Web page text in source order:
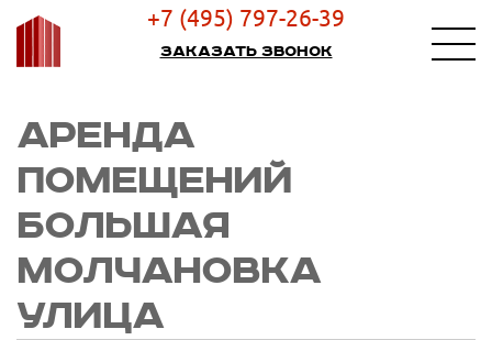
+7 (495) 797-26-39
Заказать звонок
АРЕНДА
ПОМЕЩЕНИЙ
БОЛЬШАЯ
МОЛЧАНОВКА
УЛИЦА